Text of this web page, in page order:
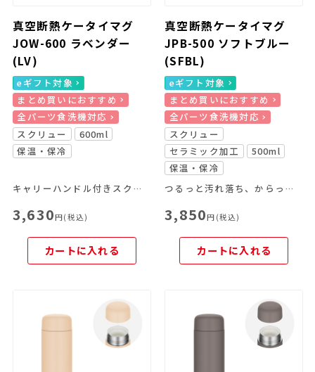
真空断熱ケータイマグ
JOW-600 ラベンダー
(LV)
eギフト対象
まとめ買いにおすすめ
全パーツ食洗機対応
スクリュー
600ml
保温・保冷
キャリーハンドル付きスクリューマグ
3,630円(税込)
カートに入れる
真空断熱ケータイマグ
JPB-500 ソフトブルー
(SFBL)
eギフト対象
まとめ買いにおすすめ
全パーツ食洗機対応
スクリュー
セラミック加工
500ml
保温・保冷
つるっと汚れ落ち、からっと乾く！セラミック加工のスクリューマグ
3,850円(税込)
カートに入れる